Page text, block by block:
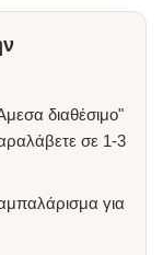
διαθέσιμο"
σε 1-3
για